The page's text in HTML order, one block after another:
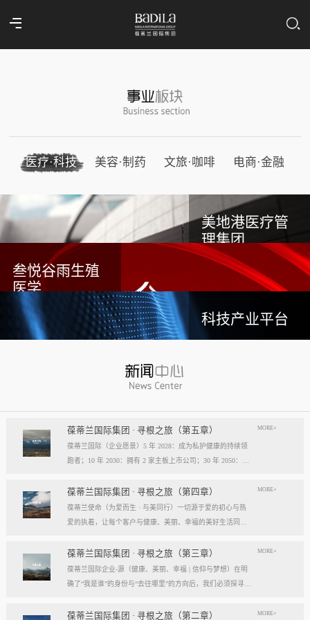
医疗·科技 美容·制药 文旅·咖啡 电商·金融
美地港医疗管
理集团
叁悦谷雨生殖
医学
科技产业平台
葆蒂兰国际集团 · 寻根之旅（第五章）
葆蒂兰国际（企业愿景）5 年 2028：成为私护健康的持续领
跑者；10 年 2030：拥有 2 家主板上市公司；30 年 2050：成
葆蒂兰国际立志成为健康产业中一个响亮的中国品牌。我们
以“为爱而生，与美同行”为使命，绘制出一幅清晰而雄心勃
勃的发展蓝图，旨在以坚实的步伐，从专业的深度走向事业
028 | 5年愿景）成为“私护健康领域的持续领跑者”· 定位： 我
MORE+
葆蒂兰国际集团 · 寻根之旅（第四章）
葆蒂兰使命（为爱而生 · 与美同行）一切源于爱的初心与热
爱的执着，让每个客户与健康、美丽、幸福的美好生活同
双翼“爱的初心”与“热爱的执着”，共同构成了葆蒂兰的精神内
核与力量源泉，二者如同呼吸，一呼一吸，生生不息。爱的
初心，是我们的根脉与方向。它是最初那份纯粹的善意、利
MORE+
葆蒂兰国际集团 · 寻根之旅（第三章）
葆蒂兰国际企业-源（健康、美丽、幸福 | 信仰与梦想）在明
确了“我是谁”的身份与“去往哪里”的方向后，我们必须探寻滋
格局与能量。它，就是葆蒂兰的“源”——我们一切思想与行
MORE+
葆蒂兰国际集团 · 寻根之旅（第二章） MORE+